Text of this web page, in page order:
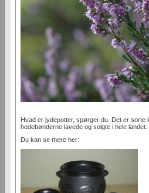
Hvad er jydepotter, spørger du. Det er sorte
hedebønderne lavede og solgte i hele landet.
Du kan se mere her: